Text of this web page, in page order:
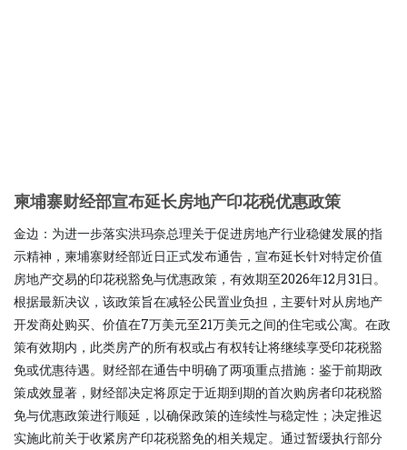
柬埔寨财经部宣布延长房地产印花税优惠政策
金边：为进一步落实洪玛奈总理关于促进房地产行业稳健发展的指
示精神，柬埔寨财经部近日正式发布通告，宣布延长针对特定价值
房地产交易的印花税豁免与优惠政策，有效期至2026年12月31日。
根据最新决议，该政策旨在减轻公民置业负担，主要针对从房地产
开发商处购买、价值在7万美元至21万美元之间的住宅或公寓。在政
策有效期内，此类房产的所有权或占有权转让将继续享受印花税豁
免或优惠待遇。财经部在通告中明确了两项重点措施：鉴于前期政
策成效显著，财经部决定将原定于近期到期的首次购房者印花税豁
免与优惠政策进行顺延，以确保政策的连续性与稳定性；决定推迟
实施此前关于收紧房产印花税豁免的相关规定。通过暂缓执行部分